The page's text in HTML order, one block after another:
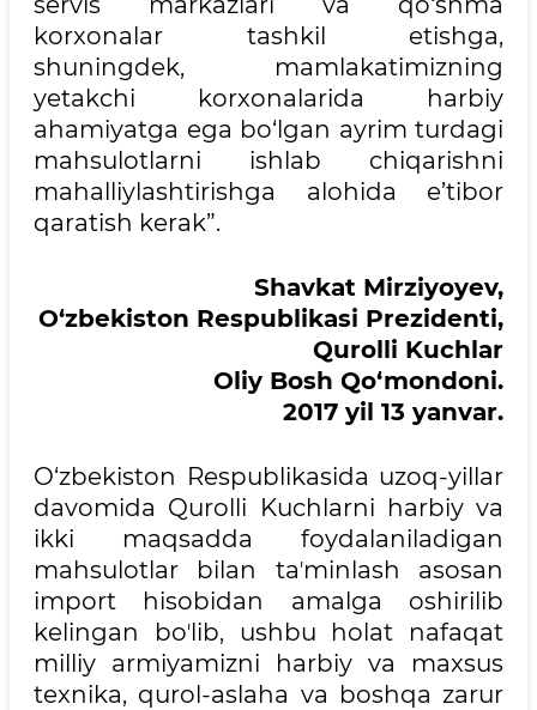
korxonalar tashkil etishga,
shuningdek, mamlakatimizning
yetakchi korxonalarida harbiy
ahamiyatga ega bo‘lgan ayrim turdagi
mahsulotlarni ishlab chiqarishni
mahalliylashtirishga alohida e’tibor
qaratish kerak”.
Shavkat Mirziyoyev,
O‘zbekiston Respublikasi Prezidenti,
Qurolli Kuchlar
Oliy Bosh Qo‘mondoni.
2017 yil 13 yanvar.
O‘zbekiston Respublikasida uzoq-yillar
davomida Qurolli Kuchlarni harbiy va
ikki maqsadda foydalaniladigan
mahsulotlar bilan taʼminlash asosan
import hisobidan amalga oshirilib
kelingan boʼlib, ushbu holat nafaqat
milliy armiyamizni harbiy va maxsus
texnika, qurol-aslaha va boshqa zarur